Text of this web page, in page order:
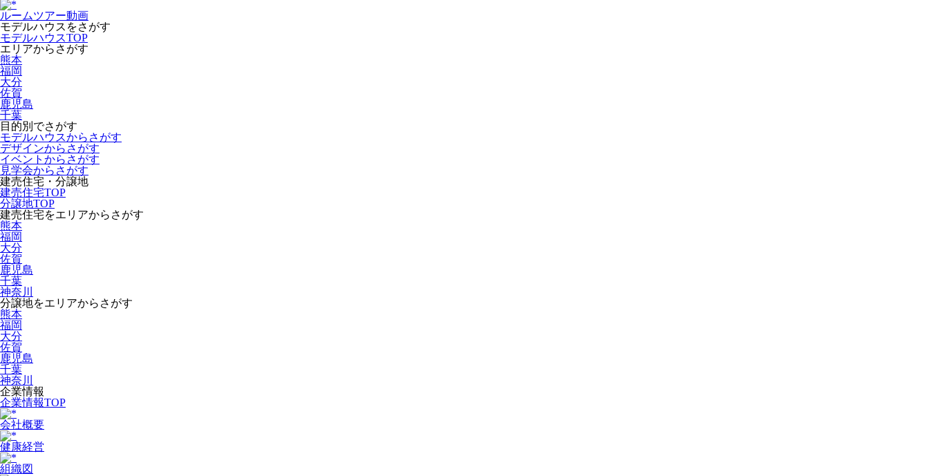
ルームツアー動画
モデルハウスをさがす
モデルハウスTOP
エリアからさがす
熊本
福岡
大分
佐賀
鹿児島
千葉
目的別でさがす
モデルハウスからさがす
デザインからさがす
イベントからさがす
見学会からさがす
建売住宅・分譲地
建売住宅TOP
分譲地TOP
建売住宅をエリアからさがす
熊本
福岡
大分
佐賀
鹿児島
千葉
神奈川
分譲地をエリアからさがす
熊本
福岡
大分
佐賀
鹿児島
千葉
神奈川
企業情報
企業情報TOP
会社概要
健康経営
組織図